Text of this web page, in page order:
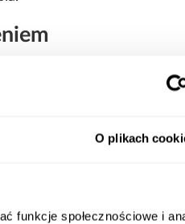
O plikach
funkcje społecznościowe i
efekt wizualny.
aranżacjami. Matowe
stabilność oraz
się na trwałość i